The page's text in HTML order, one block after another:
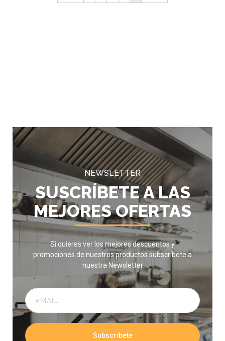
NEWSLETTER
SUSCRÍBETE A LAS
MEJORES OFERTAS
Si quieres ver los mejores descuentos y
promociones de nuestros productos subscríbete a
nuestra Newsletter
Subscríbete